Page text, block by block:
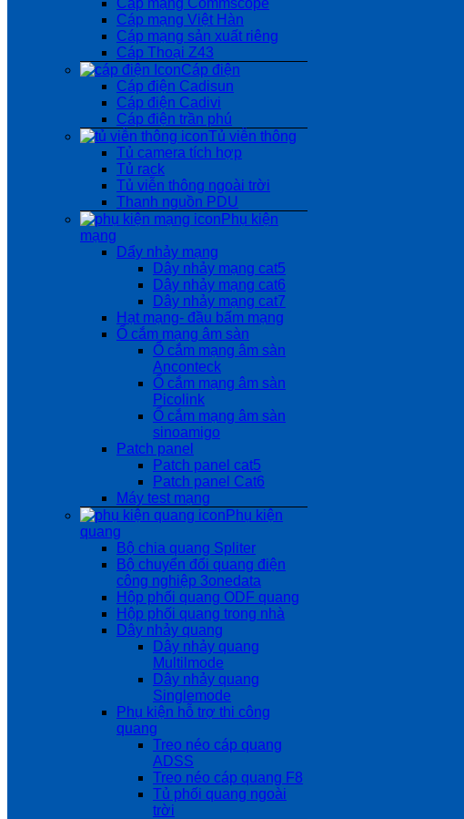
Cáp mạng Commscope
Cáp mạng Việt Hàn
Cáp mạng sản xuất riêng
Cáp Thoại Z43
Cáp điện
Cáp điện Cadisun
Cáp điện Cadivi
Cáp điện trần phú
Tủ viễn thông
Tủ camera tích hợp
Tủ rack
Tủ viễn thông ngoài trời
Thanh nguồn PDU
Phụ kiện
mạng
Dẩy nhảy mạng
Dây nhảy mạng cat5
Dây nhảy mạng cat6
Dây nhảy mạng cat7
Hạt mạng- đầu bấm mạng
Ổ cắm mạng âm sàn
Ổ cắm mạng âm sàn
Anconteck
Ổ cắm mạng âm sàn
Picolink
Ổ cắm mạng âm sàn
sinoamigo
Patch panel
Patch panel cat5
Patch panel Cat6
Máy test mạng
Phụ kiện
quang
Bộ chia quang Spliter
Bộ chuyển đổi quang điện
công nghiệp 3onedata
Hộp phối quang ODF quang
Hộp phối quang trong nhà
Dây nhảy quang
Dây nhảy quang
Multilmode
Dây nhảy quang
Singlemode
Phụ kiện hỗ trợ thi công
quang
Treo néo cáp quang
ADSS
Treo néo cáp quang F8
Tủ phối quang ngoài
trời